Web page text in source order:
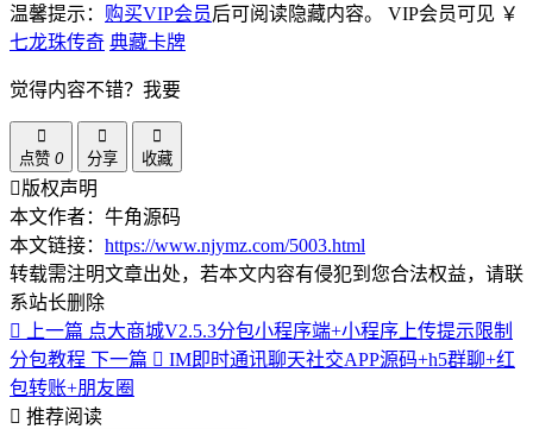
温馨提示： 购买VIP会员后可阅读隐藏内容。 VIP会员可见 ￥
七龙珠传奇 典藏卡牌
觉得内容不错？我要
点赞 0 分享 收藏
版权声明
本文作者：牛角源码
本文链接： https://www.njymz.com/5003.html
转载需注明文章出处，若本文内容有侵犯到您合法权益，请联
系站长删除
上一篇 点大商城V2.5.3分包小程序端+小程序上传提示限制
分包教程 下一篇
IM即时通讯聊天社交APP源码+h5群聊+红
包转账+朋友圈
推荐阅读